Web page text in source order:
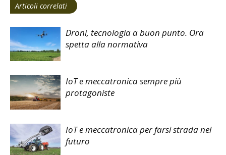
Articoli correlati
Droni, tecnologia a buon punto. Ora
spetta alla normativa
IoT e meccatronica sempre più
protagoniste
IoT e meccatronica per farsi strada nel
futuro